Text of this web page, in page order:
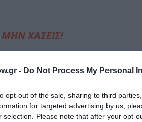
- Do Not Process My Personal
opt-out of the sale, sharing to third
for targeted advertising by us,
selection. Please note that after your opt-
ΜΗΝ ΧΑΣΕΙΣ!
Δημιουργία: Ομαδική έκθεση